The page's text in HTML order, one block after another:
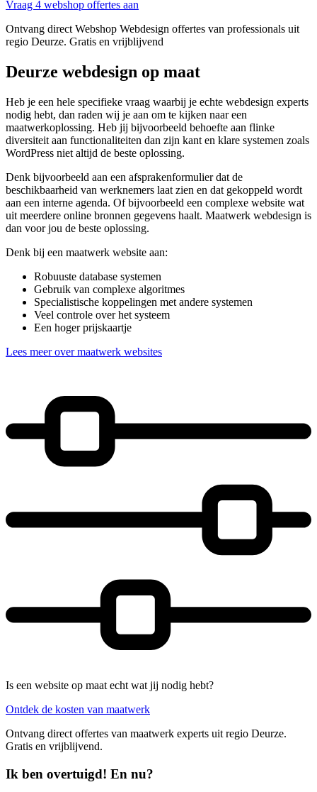
Vraag 4 webshop offertes aan
Ontvang direct Webshop Webdesign offertes van professionals uit
regio Deurze. Gratis en vrijblijvend
Deurze webdesign op maat
Heb je een hele specifieke vraag waarbij je echte webdesign experts
nodig hebt, dan raden wij je aan om te kijken naar een
maatwerkoplossing. Heb jij bijvoorbeeld behoefte aan flinke
diversiteit aan functionaliteiten dan zijn kant en klare systemen zoals
WordPress niet altijd de beste oplossing.
Denk bijvoorbeeld aan een afsprakenformulier dat de
beschikbaarheid van werknemers laat zien en dat gekoppeld wordt
aan een interne agenda. Of bijvoorbeeld een complexe website wat
uit meerdere online bronnen gegevens haalt. Maatwerk webdesign is
dan voor jou de beste oplossing.
Denk bij een maatwerk website aan:
Robuuste database systemen
Gebruik van complexe algoritmes
Specialistische koppelingen met andere systemen
Veel controle over het systeem
Een hoger prijskaartje
Lees meer over maatwerk websites
Is een website op maat echt wat jij nodig hebt?
Ontdek de kosten van maatwerk
Ontvang direct offertes van maatwerk experts uit regio Deurze.
Gratis en vrijblijvend.
Ik ben overtuigd! En nu?